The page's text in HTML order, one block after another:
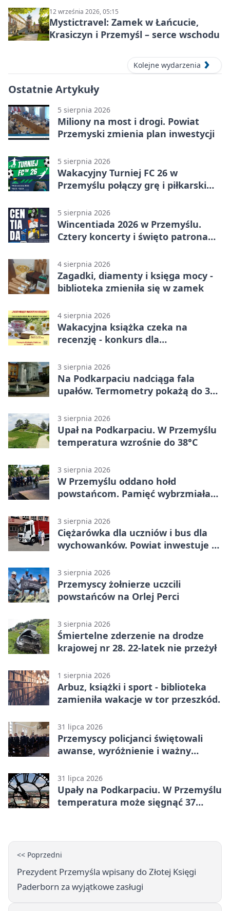
12 września 2026, 05:15
Mystictravel: Zamek w Łańcucie,
Krasiczyn i Przemyśl – serce wschodu
Kolejne wydarzenia
Ostatnie Artykuły
5 sierpnia 2026
Miliony na most i drogi. Powiat
Przemyski zmienia plan inwestycji
5 sierpnia 2026
Wakacyjny Turniej FC 26 w
Przemyślu połączy grę i piłkarski
5 sierpnia 2026
Wincentiada 2026 w Przemyślu.
Cztery koncerty i święto patrona
4 sierpnia 2026
Zagadki, diamenty i księga mocy -
biblioteka zmieniła się w zamek
4 sierpnia 2026
Wakacyjna książka czeka na
recenzję - konkurs dla
3 sierpnia 2026
Na Podkarpaciu nadciąga fala
upałów. Termometry pokażą do 36
3 sierpnia 2026
Upał na Podkarpaciu. W Przemyślu
temperatura wzrośnie do 38°C
3 sierpnia 2026
W Przemyślu oddano hołd
powstańcom. Pamięć wybrzmiała
3 sierpnia 2026
Ciężarówka dla uczniów i bus dla
wychowanków. Powiat inwestuje w
3 sierpnia 2026
Przemyscy żołnierze uczcili
powstańców na Orlej Perci
3 sierpnia 2026
Śmiertelne zderzenie na drodze
krajowej nr 28. 22-latek nie przeżył
1 sierpnia 2026
Arbuz, książki i sport - biblioteka
zamieniła wakacje w tor przeszkód.
31 lipca 2026
Przemyscy policjanci świętowali
awanse, wyróżnienie i ważny
31 lipca 2026
Upały na Podkarpaciu. W Przemyślu
temperatura może sięgnąć 37
<< Poprzedni
Prezydent Przemyśla wpisany do Złotej Księgi
Paderborn za wyjątkowe zasługi